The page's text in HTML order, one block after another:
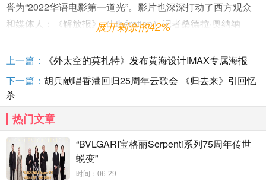
誉为“2022华语电影第一道光”。影片也深深打动了西方观众
和媒体人：《解放报》（Libération）记者桑德拉·奥纳纳
观众们的眼睛哭得通红。”《综艺》（Variety）影评人杰西卡·
姜（Jessica Kiang）表示，影片“苍茫沙暴一般的影像之中，
展现出了诗意和力量……表演充满了非比寻常的克制与同情
心。”
在随后展开的国内点映结束后，影片更是获得压倒性好
评，被誉为导演李睿珺“最好的作品”，更有观众激动地表
示：“五星都不够赞美片子的美好！”“预定2022年度十佳！”不
少观众为影片油画一般的质感所折服，镜头中不疾不徐、缓
展开剩余的42%
上一篇：
《外太空的莫扎特》发布黄海设计IMAX专属海报
下一篇： 胡兵献唱香港回归25周年云歌会 《归去来》引回忆
杀
热门文章
“BVLGARI宝格丽Serpenti系列75周年传世
蜕变”
时间：06-29